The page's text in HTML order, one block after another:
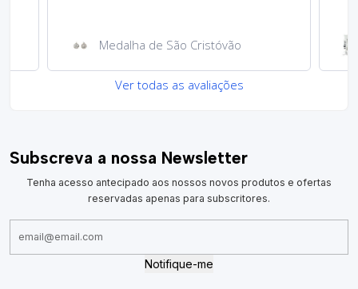
Medalha de São Cristóvão
Ver todas as avaliações
Subscreva a nossa Newsletter
Tenha acesso antecipado aos nossos novos produtos e ofertas
reservadas apenas para subscritores.
Notifique-me